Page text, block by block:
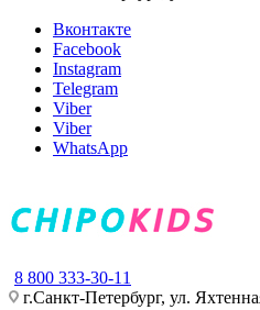
Вконтакте
Facebook
Instagram
Telegram
Viber
Viber
WhatsApp
8 800 333-30-11
г.Санкт-Петербург, ул.